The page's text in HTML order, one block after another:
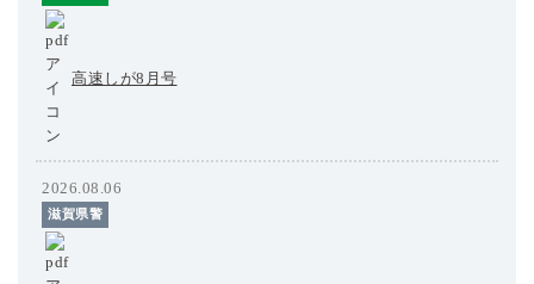
高速しが8月号
2026.08.06
滋賀県警